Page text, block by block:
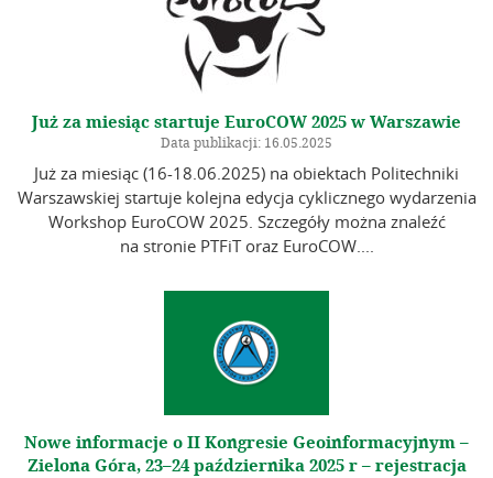
Już za miesiąc startuje EuroCOW 2025 w Warszawie
Data publikacji: 16.05.2025
Już za miesiąc (16-18.06.2025) na obiektach Politechniki
Warszawskiej startuje kolejna edycja cyklicznego wydarzenia
na stronie PTFiT oraz EuroCOW....